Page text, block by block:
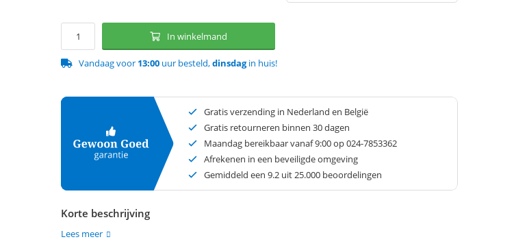
In winkelmand
Vandaag voor 13:00 uur besteld,dinsdagin huis!
Gratis verzending in Nederland en België
Gratis retourneren binnen 30 dagen
Maandag bereikbaar vanaf 9:00 op 024-7853362
Afrekenen in een beveiligde omgeving
Gemiddeld een 9.2 uit 25.000 beoordelingen
Korte beschrijving
Lees meer